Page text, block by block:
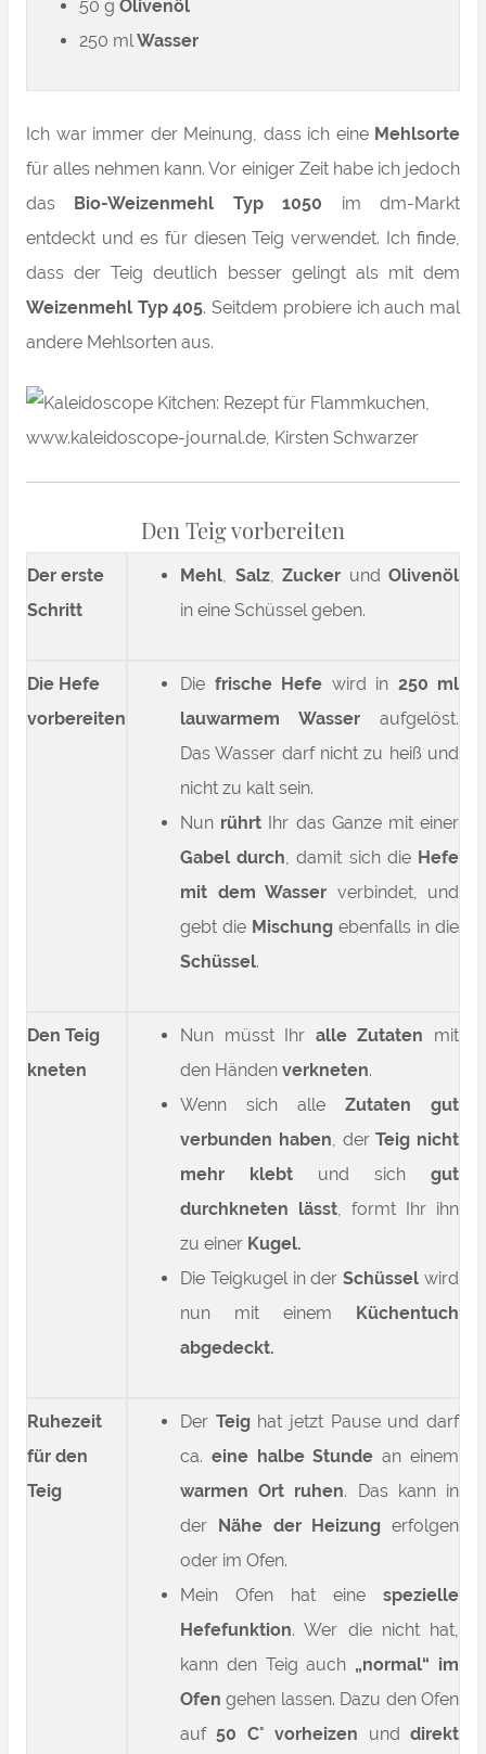
50 g Olivenöl
250 mlWasser
Ich war immer der Meinung, dass ich eine Mehlsorte
für alles nehmen kann. Vor einiger Zeit habe ich jedoch
das
Bio-Weizenmehl Typ 1050 im dm-Markt
entdeckt und es für diesen Teig verwendet. Ich finde,
dass der Teig deutlich besser gelingt als mit dem
Weizenmehl Typ 405. Seitdem probiere ich auch mal
andere Mehlsorten aus.
Den Teig vorbereiten
Der erste
Schritt
Mehl, Salz, Zucker und Olivenöl
in eine Schüssel geben.
Die Hefe
vorbereiten
Die frische Hefe wird in 250 ml
lauwarmem Wasser aufgelöst.
Das Wasser darf nicht zu heiß und
nicht zu kalt sein.
Nun rührt Ihr das Ganze mit einer
Gabel durch, damit sich die Hefe
mit dem Wasser verbindet, und
gebt die Mischung ebenfalls in die
Schüssel.
Den Teig
kneten
Nun müsst Ihr alle Zutaten mit
den Händen verkneten.
Wenn sich alle Zutaten gut
verbunden haben, derTeig nicht
mehr klebt und sich gut
durchkneten lässt, formt Ihr ihn
zu einer Kugel.
Die Teigkugel in derSchüsselwird
nun mit einem Küchentuch
abgedeckt.
Ruhezeit
für den
Teig
Der Teighat jetzt Pause und darf
ca. eine halbe Stundean einem
warmen Ort ruhen. Das kann in
der
Nähe der Heizung erfolgen
oder im Ofen.
Mein Ofen hat eine spezielle
Hefefunktion. Wer die nicht hat,
kann den Teig auch „normal“ im
Ofen gehen lassen. Dazu den Ofen
auf 50 C° vorheizen und direkt